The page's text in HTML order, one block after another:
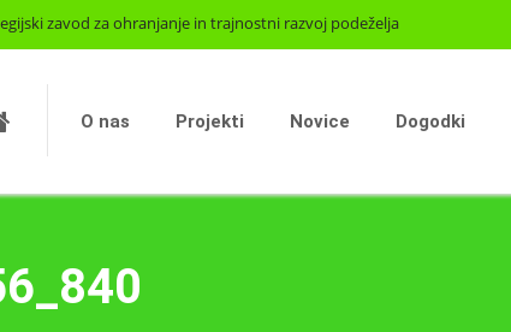
zavod za ohranjanje in trajnostni razvoj podeželja
O nas Projekti Novice Dogodki